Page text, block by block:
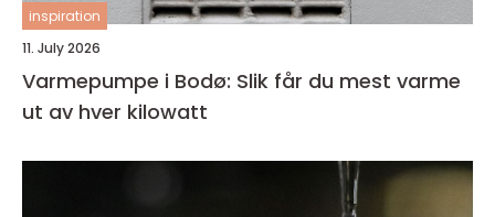
inspiration
11. July 2026
Varmepumpe i Bodø: Slik får du mest varme
ut av hver kilowatt